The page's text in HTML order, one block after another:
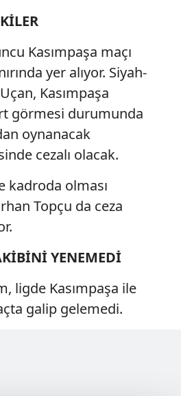
Kasımpaşa maçı
yer alıyor. Siyah-
Kasımpaşa
görmesi durumunda
oynanacak
cezalı olacak.
kadroda olması
Topçu da ceza
YENEMEDİ
ligde Kasımpaşa ile
galip gelemedi.